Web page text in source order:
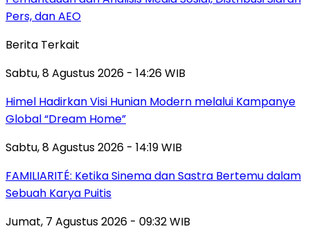
Pers, dan AEO
Berita Terkait
Sabtu, 8 Agustus 2026 - 14:26 WIB
Himel Hadirkan Visi Hunian Modern melalui Kampanye
Global “Dream Home”
Sabtu, 8 Agustus 2026 - 14:19 WIB
FAMILIARITÉ: Ketika Sinema dan Sastra Bertemu dalam
Sebuah Karya Puitis
Jumat, 7 Agustus 2026 - 09:32 WIB